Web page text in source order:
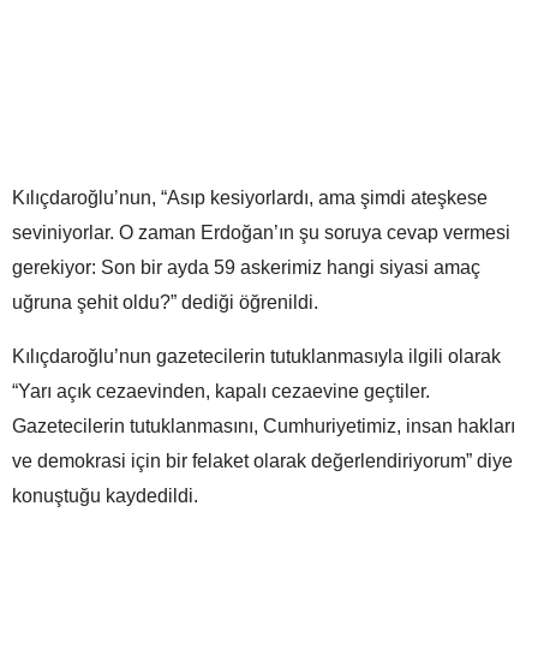
Kılıçdaroğlu’nun, “Asıp kesiyorlardı, ama şimdi ateşkese
seviniyorlar. O zaman Erdoğan’ın şu soruya cevap vermesi
gerekiyor: Son bir ayda 59 askerimiz hangi siyasi amaç
uğruna şehit oldu?” dediği öğrenildi.
Kılıçdaroğlu’nun gazetecilerin tutuklanmasıyla ilgili olarak
“Yarı açık cezaevinden, kapalı cezaevine geçtiler.
Gazetecilerin tutuklanmasını, Cumhuriyetimiz, insan hakları
ve demokrasi için bir felaket olarak değerlendiriyorum” diye
konuştuğu kaydedildi.